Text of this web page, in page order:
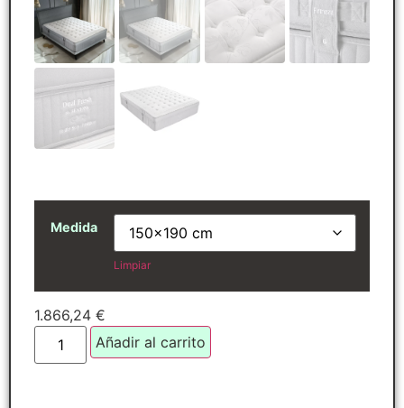
Medida
Limpiar
1.866,24 €
Añadir al carrito